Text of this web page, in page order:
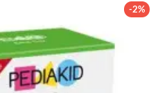
industrias y aplicaciones. En esta
e importancia en nuestra
-2%